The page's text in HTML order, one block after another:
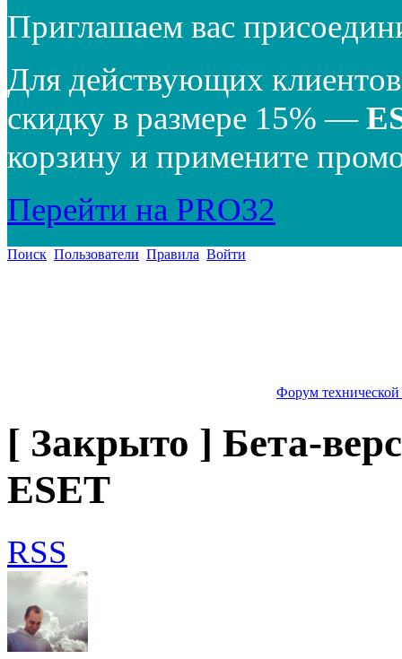
Приглашаем вас
Для действующих
скидку в размере 15% —
корзину и примените
Перейти на PRO32
Поиск Пользователи Правила Войти
Форум
[ Закрыто ] Бета-
ESET
RSS